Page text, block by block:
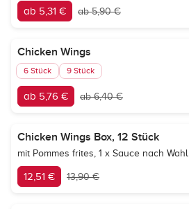
ab 5,31 € ab 5,90 €
Chicken Wings
6 Stück 9 Stück
ab 5,76 € ab 6,40 €
Chicken Wings Box, 12 Stück
mit Pommes frites, 1 x Sauce nach Wahl
12,51 € 13,90 €